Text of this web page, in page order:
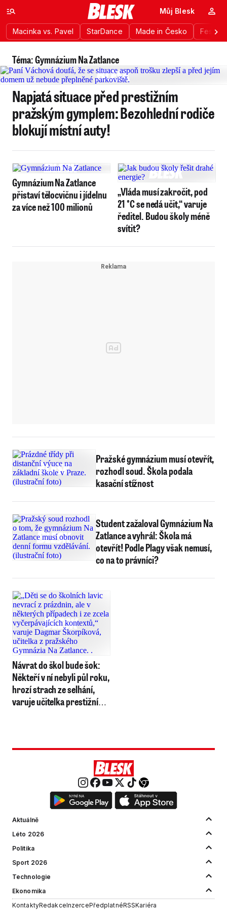
Macinka vs. Pavel StarDance Made in Česko
Můj Blesk
Téma: Gymnázium Na Zatlance
Napjatá situace před prestižním
pražským gymplem: Bezohlední rodiče
blokují místní auty!
Gymnázium Na Zatlance
přistaví tělocvičnu i jídelnu
za více než 100 milionů
„Vláda musí zakročit, pod
21 °C se nedá učit,“ varuje
ředitel. Budou školy méně
svítit?
Pražské gymnázium musí otevřít,
rozhodl soud. Škola podala
kasační stížnost
Student zažaloval Gymnázium Na
Zatlance a vyhrál: Škola má
otevřít! Podle Plagy však nemusí,
co na to právníci?
Návrat do škol bude šok:
Někteří v ní nebyli půl roku,
hrozí strach ze selhání,
varuje učitelka prestižního
Aktuálně
Léto 2026
Politika
Sport 2026
Technologie
Ekonomika
KontaktyRedakceInzercePředplatnéRSSKariéra